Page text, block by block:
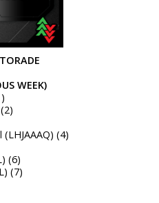
WEEK)
(4)
(6)
(7)